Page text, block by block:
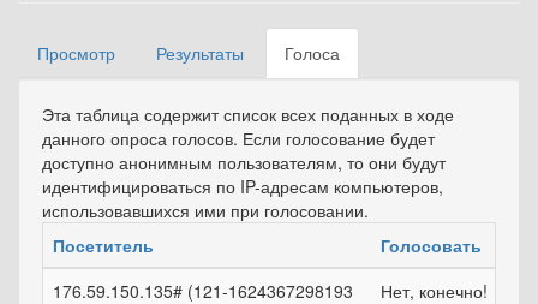
Главные вкладки
Просмотр Результаты Голоса
вкладка)
Эта таблица содержит список всех поданных в ходе
данного опроса голосов. Если голосование будет
доступно анонимным пользователям, то они будут
идентифицироваться по IP-адресам компьютеров,
использовавшихся ими при голосовании.
Посетитель
Голосовать
176.59.150.135# (121-1624367298193
Нет, конечно!